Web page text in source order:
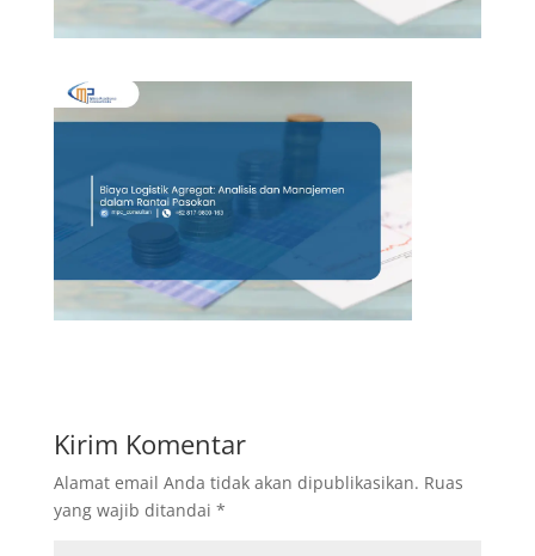
Kirim Komentar
Alamat email Anda tidak akan dipublikasikan. Ruas
yang wajib ditandai *